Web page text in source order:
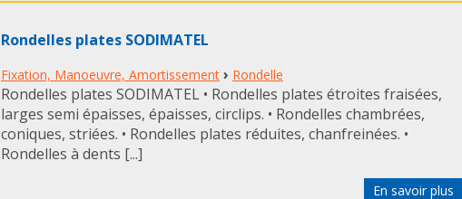
Rondelles plates SODIMATEL
Fixation, Manoeuvre, Amortissement › Rondelle
Rondelles plates SODIMATEL • Rondelles plates étroites fraisées,
larges semi épaisses, épaisses, circlips. • Rondelles chambrées,
coniques, striées. • Rondelles plates réduites, chanfreinées. •
Rondelles à dents [...]
En savoir plus